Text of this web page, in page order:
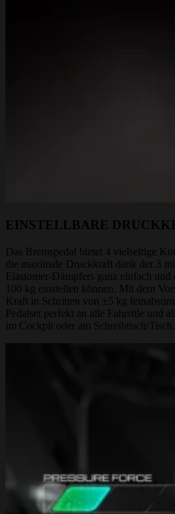
EINSTELLBARE
Das Bremspedal bietet 4 vielseitige
die maximale Druckkraft dank der 3
Elastomer-Dämpfers ganz einfach
100 kg einstellen können. Mit dem
Kraft in Schritten von ±5 kg
Pedalset perfekt an alle Fahrstile und
im Cockpit oder am Schreibtisch/Tisch.